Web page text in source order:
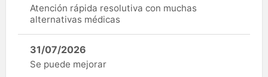
Atención rápida resolutiva con muchas
alternativas médicas
31/07/2026
Se puede mejorar